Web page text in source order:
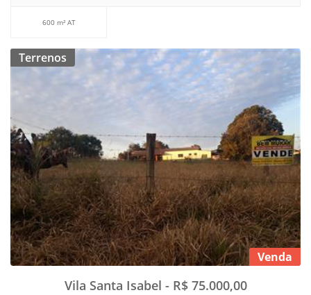
600 m² AT
Terrenos
Venda
Vila Santa Isabel - R$ 75.000,00